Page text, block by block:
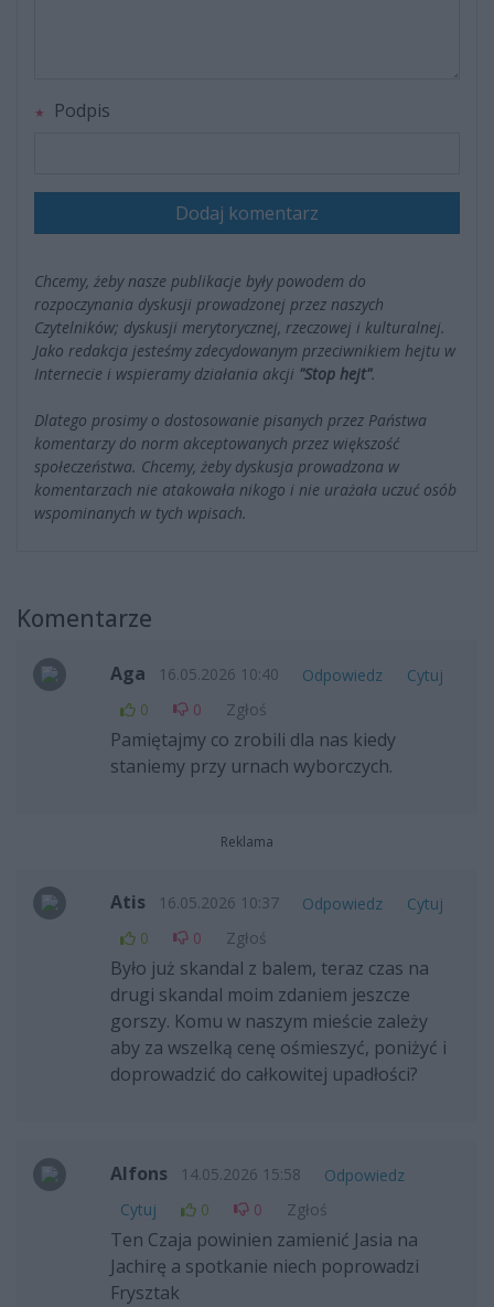
Podpis
Dodaj komentarz
Chcemy, żeby nasze publikacje były powodem do
rozpoczynania dyskusji prowadzonej przez naszych
Czytelników; dyskusji merytorycznej, rzeczowej i kulturalnej.
Jako redakcja jesteśmy zdecydowanym przeciwnikiem hejtu w
Internecie i wspieramy działania akcji "Stop hejt".
Dlatego prosimy o dostosowanie pisanych przez Państwa
komentarzy do norm akceptowanych przez większość
społeczeństwa. Chcemy, żeby dyskusja prowadzona w
komentarzach nie atakowała nikogo i nie urażała uczuć osób
wspominanych w tych wpisach.
Komentarze
Aga 16.05.2026 10:40 Odpowiedz
Cytuj
0
0 Zgłoś
Pamiętajmy co zrobili dla nas kiedy
staniemy przy urnach wyborczych.
Reklama
Atis 16.05.2026 10:37 Odpowiedz
Cytuj
0
0 Zgłoś
Było już skandal z balem, teraz czas na
drugi skandal moim zdaniem jeszcze
gorszy. Komu w naszym mieście zależy
aby za wszelką cenę ośmieszyć, poniżyć i
doprowadzić do całkowitej upadłości?
Alfons 14.05.2026 15:58
Odpowiedz
Cytuj
0 0 Zgłoś
Ten Czaja powinien zamienić Jasia na
Jachirę a spotkanie niech poprowadzi
Frysztak